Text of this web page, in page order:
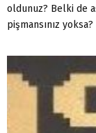
oldunuz? Belki de
pişmansınız